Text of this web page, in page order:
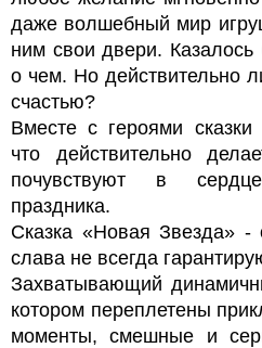
даже волшебный мир
ним свои двери.
о чем. Но действительно
счастью?
Вместе с героями
что действительно
почувствуют в
праздника.
Сказка «Новая Звезда» -
слава не всегда
Захватывающий
котором переплетены
моменты, смешные и